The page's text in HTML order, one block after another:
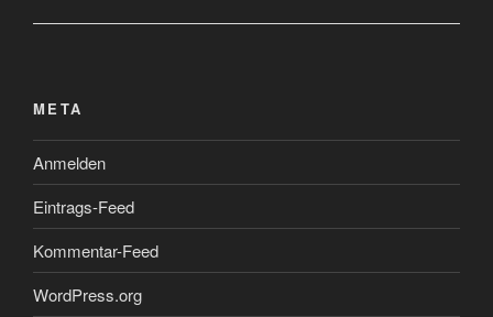
META
Anmelden
Eintrags-Feed
Kommentar-Feed
WordPress.org